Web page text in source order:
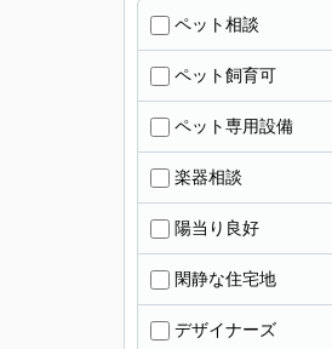
ペット相談
ペット飼育可
ペット専用設備
楽器相談
陽当り良好
閑静な住宅地
デザイナーズ